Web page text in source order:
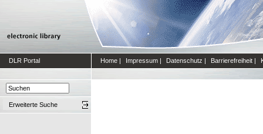
DLR Portal Home | Impressum | Datenschutz | Barrierefreiheit |
Erweiterte Suche